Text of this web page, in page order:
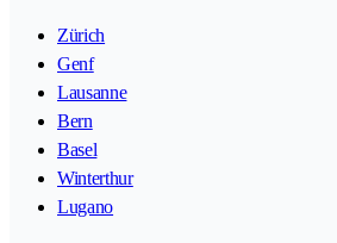
Zürich
Genf
Lausanne
Bern
Basel
Winterthur
Lugano